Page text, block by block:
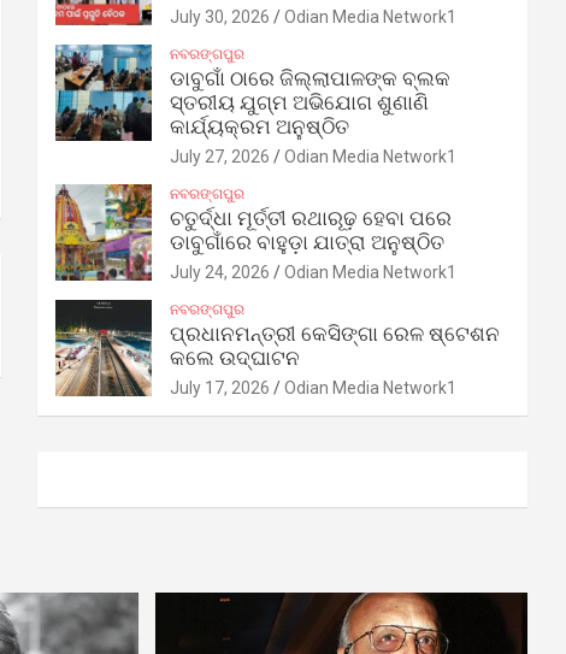
July 30, 2026 Odian Media Network1
ନବରଙ୍ଗପୁର
ଡାବୁଗାଁ ଠାରେ ଜିଲ୍ଲାପାଳଙ୍କ ବ୍ଲକ
ସ୍ତରୀୟ ଯୁଗ୍ମ ଅଭିଯୋଗ ଶୁଣାଣି
କାର୍ଯ୍ୟକ୍ରମ ଅନୁଷ୍ଠିତ
July 27, 2026 Odian Media Network1
ନବରଙ୍ଗପୁର
ଚତୁର୍ଦ୍ଧା ମୂର୍ତ୍ତୀ ରଥାରୂଢ଼ ହେବା ପରେ
ଡାବୁଗାଁରେ ବାହୁଡ଼ା ଯାତ୍ରା ଅନୁଷ୍ଠିତ
July 24, 2026 Odian Media Network1
ନବରଙ୍ଗପୁର
ପ୍ରଧାନମନ୍ତ୍ରୀ କେସିଙ୍ଗା ରେଳ ଷ୍ଟେଶନ
କଲେ ଉଦ୍‌ଘାଟନ
July 17, 2026 Odian Media Network1